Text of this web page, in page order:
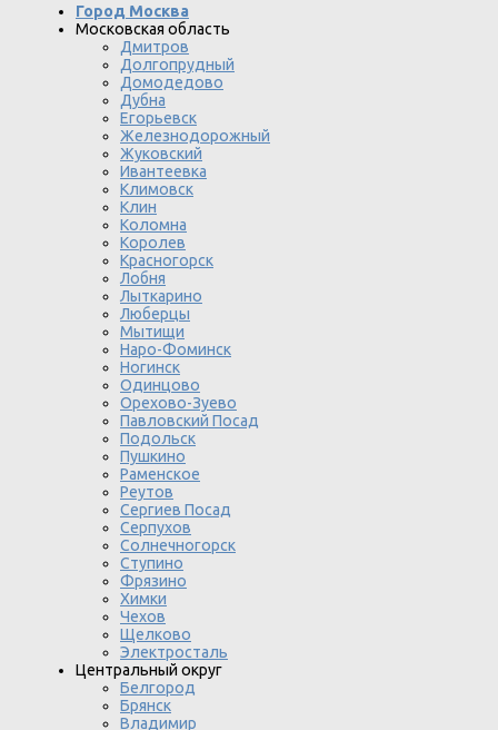
Город Москва
Московская область
Дмитров
Долгопрудный
Домодедово
Дубна
Егорьевск
Железнодорожный
Жуковский
Ивантеевка
Климовск
Клин
Коломна
Королев
Красногорск
Лобня
Лыткарино
Люберцы
Мытищи
Наро-Фоминск
Ногинск
Одинцово
Орехово-Зуево
Павловский Посад
Подольск
Пушкино
Раменское
Реутов
Сергиев Посад
Серпухов
Солнечногорск
Ступино
Фрязино
Химки
Чехов
Щелково
Электросталь
Центральный округ
Белгород
Брянск
Владимир